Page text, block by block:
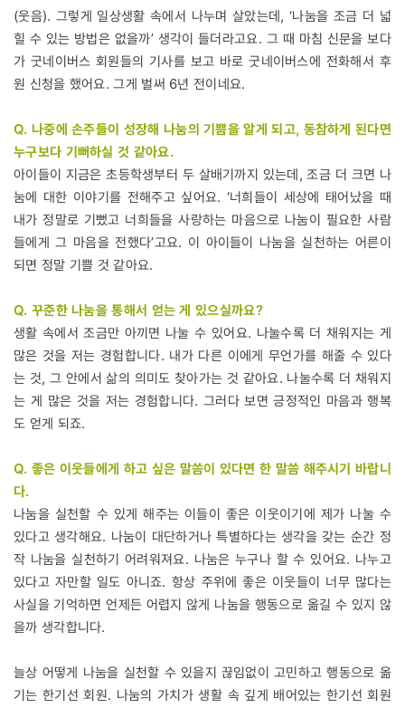
(웃음). 그렇게 일상생활 속에서 나누며 살았는데, ‘나눔을 조금 더 넓
힐 수 있는 방법은 없을까’ 생각이 들더라고요. 그 때 마침 신문을 보다
가 굿네이버스 회원들의 기사를 보고 바로 굿네이버스에 전화해서 후
원 신청을 했어요. 그게 벌써 6년 전이네요.
Q. 나중에 손주들이 성장해 나눔의 기쁨을 알게 되고, 동참하게 된다면
누구보다 기뻐하실 것 같아요.
아이들이 지금은 초등학생부터 두 살배기까지 있는데, 조금 더 크면 나
눔에 대한 이야기를 전해주고 싶어요. ‘너희들이 세상에 태어났을 때
내가 정말로 기뻤고 너희들을 사랑하는 마음으로 나눔이 필요한 사람
들에게 그 마음을 전했다’고요. 이 아이들이 나눔을 실천하는 어른이
되면 정말 기쁠 것 같아요.
Q. 꾸준한 나눔을 통해서 얻는 게 있으실까요?
생활 속에서 조금만 아끼면 나눌 수 있어요. 나눌수록 더 채워지는 게
많은 것을 저는 경험합니다. 내가 다른 이에게 무언가를 해줄 수 있다
는 것, 그 안에서 삶의 의미도 찾아가는 것 같아요. 나눌수록 더 채워지
는 게 많은 것을 저는 경험합니다. 그러다 보면 긍정적인 마음과 행복
도 얻게 되죠.
Q. 좋은 이웃들에게 하고 싶은 말씀이 있다면 한 말씀 해주시기 바랍니
다.
나눔을 실천할 수 있게 해주는 이들이 좋은 이웃이기에 제가 나눌 수
있다고 생각해요. 나눔이 대단하거나 특별하다는 생각을 갖는 순간 정
작 나눔을 실천하기 어려워져요. 나눔은 누구나 할 수 있어요. 나누고
있다고 자만할 일도 아니죠. 항상 주위에 좋은 이웃들이 너무 많다는
사실을 기억하면 언제든 어렵지 않게 나눔을 행동으로 옮길 수 있지 않
을까 생각합니다.
늘상 어떻게 나눔을 실천할 수 있을지 끊임없이 고민하고 행동으로 옮
기는 한기선 회원. 나눔의 가치가 생활 속 깊게 배어있는 한기선 회원